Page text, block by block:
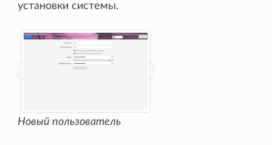
установки системы.
Новый пользователь